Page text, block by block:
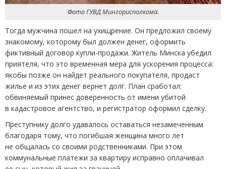
Фото ГУВД Мингорисполкома.
Тогда мужчина пошел на ухищрение. Он предложил своему
знакомому, которому был должен денег, оформить
фиктивный договор купли-продажи. Житель Минска убедил
приятеля, что это временная мера для ускорения процесса:
якобы позже он найдет реального покупателя, продаст
жилье и из этих денег вернет долг. План сработал:
обвиняемый принес доверенность от имени убитой
в кадастровое агентство, и регистратор оформил сделку.
Преступнику долго удавалось оставаться незамеченным
благодаря тому, что погибшая женщина много лет
не общалась со своими родственниками. При этом
коммунальные платежи за квартиру исправно оплачивал